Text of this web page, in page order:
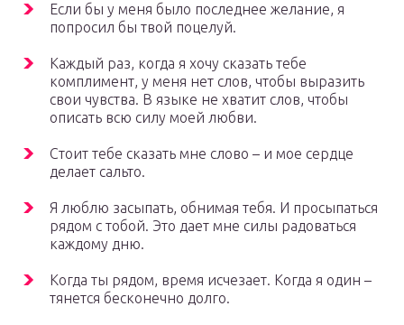
Если бы у меня было последнее желание, я
попросил бы твой поцелуй.
Каждый раз, когда я хочу сказать тебе
комплимент, у меня нет слов, чтобы выразить
свои чувства. В языке не хватит слов, чтобы
описать всю силу моей любви.
Стоит тебе сказать мне слово – и мое сердце
делает сальто.
Я люблю засыпать, обнимая тебя. И просыпаться
рядом с тобой. Это дает мне силы радоваться
каждому дню.
Когда ты рядом, время исчезает. Когда я один –
тянется бесконечно долго.